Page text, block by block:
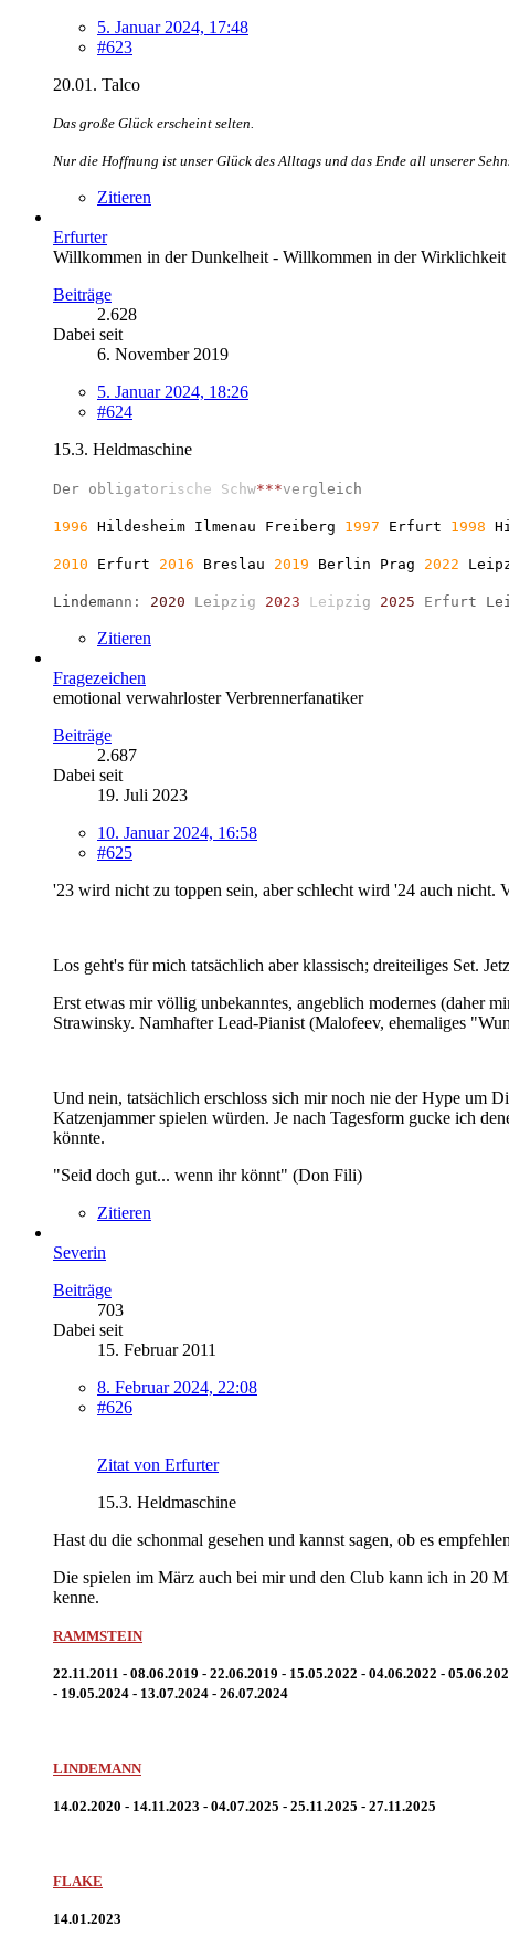
5. Januar 2024, 17:48
#623
20.01. Talco
Das große Glück erscheint selten.
Nur die Hoffnung ist unser Glück des Alltags und das Ende all unserer
Zitieren
Erfurter
Willkommen in der Dunkelheit - Willkommen in der Wirklichkeit
Beiträge
2.628
Dabei seit
6. November 2019
5. Januar 2024, 18:26
#624
15.3. Heldmaschine
De r o b l i gato ri sc he Sc hw***ve rg l ei c h
1996 Hildesheim Ilmenau Freiberg 1997 Erfurt 1998
2010 Erfurt 2016 Breslau 2019 Berlin Prag 2022
L i ndemann : 2020 L ei pzi g 2023 L ei pzi g 2025 E rfu rt L ei
Zitieren
Fragezeichen
emotional verwahrloster Verbrennerfanatiker
Beiträge
2.687
Dabei seit
19. Juli 2023
10. Januar 2024, 16:58
#625
'23 wird nicht zu toppen sein, aber schlecht wird '24 auch nicht.
Los geht's für mich tatsächlich aber klassisch; dreiteiliges Set.
Erst etwas mir völlig unbekanntes, angeblich modernes (daher
Strawinsky. Namhafter Lead-Pianist (Malofeev, ehemaliges
Und nein, tatsächlich erschloss sich mir noch nie der Hype um
Katzenjammer spielen würden. Je nach Tagesform gucke ich
könnte.
"Seid doch gut... wenn ihr könnt" (Don Fili)
Zitieren
Severin
Beiträge
703
Dabei seit
15. Februar 2011
8. Februar 2024, 22:08
#626
Zitat von Erfurter
15.3. Heldmaschine
Hast du die schonmal gesehen und kannst sagen, ob es
Die spielen im März auch bei mir und den Club kann ich in 20
kenne.
RAMMSTEIN
22.11.2011 - 08.06.2019 - 22.06.2019 - 15.05.2022 - 04.06.2022 -
- 19.05.2024 - 13.07.2024 - 26.07.2024
LINDEMANN
14.02.2020 - 14.11.2023 - 04.07.2025 - 25.11.2025 - 27.11.2025
FLAKE
14.01.2023